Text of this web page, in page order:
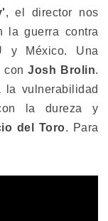
, el director nos
la guerra contra
y México. Una
conJosh Brolin.
vulnerabilidad
la dureza y
del Toro. Para